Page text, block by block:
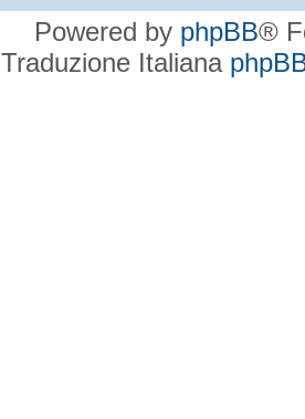
Powered by phpBB®
Traduzione Italiana